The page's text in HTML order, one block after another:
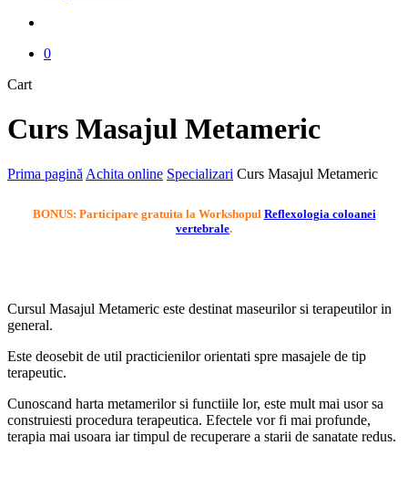
0
CartClose
Curs Masajul Metameric
Prima pagină Achita online Specializari Curs Masajul Metameric
BONUS: Participare gratuita la Workshopul Reflexologia coloanei
vertebrale.
Cursul Masajul Metameric este destinat maseurilor si terapeutilor in
general.
Este deosebit de util practicienilor orientati spre masajele de tip
terapeutic.
Cunoscand harta metamerilor si functiile lor, este mult mai usor sa
construiesti procedura terapeutica. Efectele vor fi mai profunde,
terapia mai usoara iar timpul de recuperare a starii de sanatate redus.